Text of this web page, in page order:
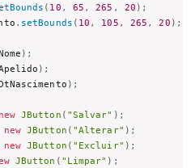
( 10 , 65 , 265 , 20 ) ;
. setBounds ( 10 , 105 , 265 , 20 ) ;
) ;
) ;
) ;
new JButton ( "Salvar" ) ;
new JButton ( "Alterar" ) ;
new JButton ( "Excluir" ) ;
JButton ( "Limpar" ) ;